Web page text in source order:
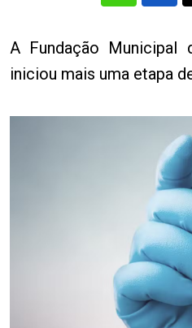
A Fundação Municipal
iniciou mais uma etapa